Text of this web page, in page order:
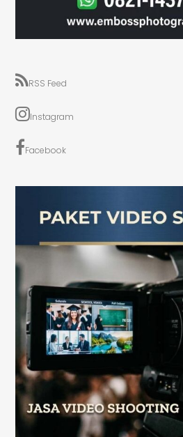
RSS Feed
Instagram
Facebook